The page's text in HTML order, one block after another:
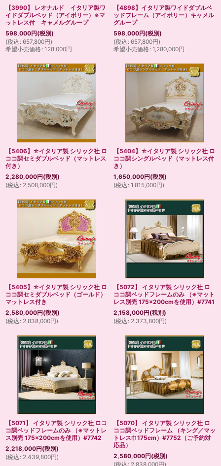
【3990】 レオナルド イタリア製ワ
イドダブルベッド（アイボリー）※マ
ットレス付 キャメルグループ
598,000円(税別)
(税込 : 657,800円)
希望小売価格: 128,000円
【4898】イタリア製ワイドダブルベ
ッドフレーム（アイボリー）キャメル
グループ
598,000円(税別)
(税込 : 657,800円)
希望小売価格: 1,280,000円
【5406】☆イタリア製 シリック社 ロ
ココ調セミダブルベッド（マットレス
付き）
2,280,000円(税別)
(税込 : 2,508,000円)
【5404】☆イタリア製 シリック社 ロ
ココ調シングルベッド（マットレス付
き）
1,650,000円(税別)
(税込 : 1,815,000円)
【5405】☆イタリア製 シリック社 ロ
ココ調セミダブルベッド（ゴールド）
マットレス付き
2,580,000円(税別)
(税込 : 2,838,000円)
【5072】 イタリア製 シリック社 ロ
ココ調ベッドフレームのみ （※マット
レス別売 175×200cmを使用）#7741
2,158,000円(税別)
(税込 : 2,373,800円)
【5071】 イタリア製 シリック社 ロコ
コ調ベッドフレームのみ （※マットレ
ス別売 175×200cmを使用）#7742
2,218,000円(税別)
(税込 : 2,439,800円)
【5070】 イタリア製 シリック社 ロ
ココ調ベッドフレーム （キング／マッ
トレス巾175cm）#7752（ご予約対
応品）
2,580,000円(税別)
(税込 : 2,838,000円)